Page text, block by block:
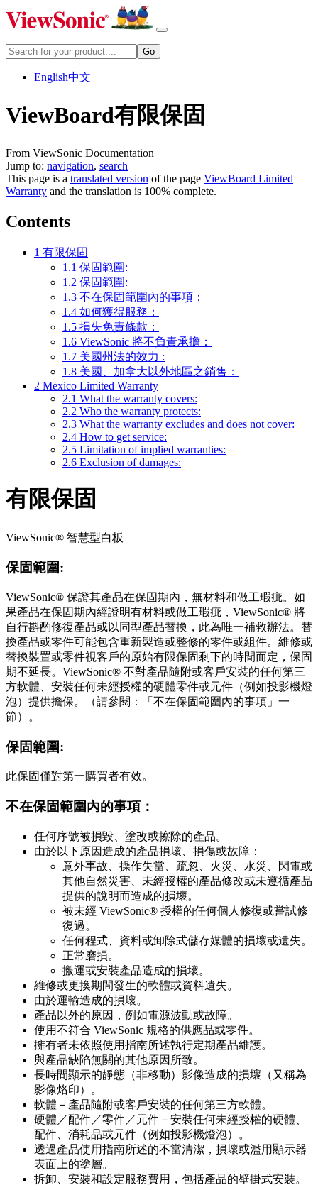
English中文
ViewBoard有限保固
From ViewSonic Documentation
Jump to: navigation, search
This page is a translated version of the page ViewBoard Limited
Warranty and the translation is 100% complete.
Contents
1 有限保固
1.1 保固範圍:
1.2 保固範圍:
1.3 不在保固範圍內的事項：
1.4 如何獲得服務：
1.5 損失免責條款：
1.6 ViewSonic 將不負責承擔：
1.7 美國州法的效力 :
1.8 美國、加拿大以外地區之銷售：
2 Mexico Limited Warranty
2.1 What the warranty covers:
2.2 Who the warranty protects:
2.3 What the warranty excludes and does not cover:
2.4 How to get service:
2.5 Limitation of implied warranties:
2.6 Exclusion of damages:
有限保固
ViewSonic® 智慧型白板
保固範圍:
ViewSonic® 保證其產品在保固期內，無材料和做工瑕疵。如
果產品在保固期內經證明有材料或做工瑕疵，ViewSonic® 將
自行斟酌修復產品或以同型產品替換，此為唯一補救辦法。替
換產品或零件可能包含重新製造或整修的零件或組件。維修或
替換裝置或零件視客戶的原始有限保固剩下的時間而定，保固
期不延長。ViewSonic® 不對產品隨附或客戶安裝的任何第三
方軟體、安裝任何未經授權的硬體零件或元件（例如投影機燈
泡）提供擔保。（請參閱：「不在保固範圍內的事項」一
節）。
保固範圍:
此保固僅對第一購買者有效。
不在保固範圍內的事項：
任何序號被損毀、塗改或擦除的產品。
由於以下原因造成的產品損壞、損傷或故障：
意外事故、操作失當、疏忽、火災、水災、閃電或
其他自然災害、未經授權的產品修改或未遵循產品
提供的說明而造成的損壞。
被未經 ViewSonic® 授權的任何個人修復或嘗試修
復過。
任何程式、資料或卸除式儲存媒體的損壞或遺失。
正常磨損。
搬運或安裝產品造成的損壞。
維修或更換期間發生的軟體或資料遺失。
由於運輸造成的損壞。
產品以外的原因，例如電源波動或故障。
使用不符合 ViewSonic 規格的供應品或零件。
擁有者未依照使用指南所述執行定期產品維護。
與產品缺陷無關的其他原因所致。
長時間顯示的靜態（非移動）影像造成的損壞（又稱為
影像烙印）。
軟體－產品隨附或客戶安裝的任何第三方軟體。
硬體／配件／零件／元件－安裝任何未經授權的硬體、
配件、消耗品或元件（例如投影機燈泡）。
透過產品使用指南所述的不當清潔，損壞或濫用顯示器
表面上的塗層。
拆卸、安裝和設定服務費用，包括產品的壁掛式安裝。